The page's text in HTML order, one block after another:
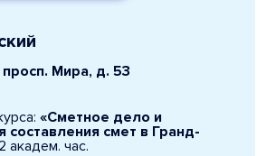
просп. Мира, д. 53
«Сметное дело и
составления смет в Гранд-
академ. час.